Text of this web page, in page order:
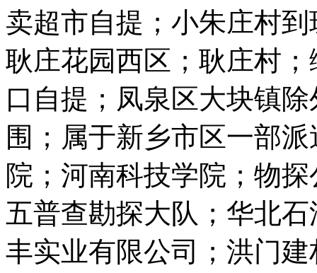
卖超市自提；小朱庄村
耿庄花园西区；耿庄村
口自提；凤泉区大块镇
围；属于新乡市区一部
院；河南科技学院；物
五普查勘探大队；华北
丰实业有限公司；洪门